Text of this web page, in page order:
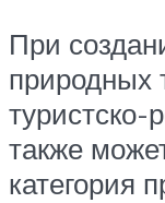
При
природных
туристско-
также
категория